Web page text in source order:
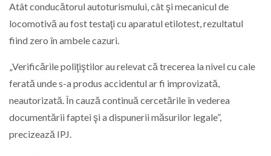
Atât conducătorul autoturismului, cât şi mecanicul de
locomotivă au fost testaţi cu aparatul etilotest, rezultatul
fiind zero în ambele cazuri.
„Verificările poliţiştilor au relevat că trecerea la nivel cu cale
ferată unde s-a produs accidentul ar fi improvizată,
neautorizată. În cauză continuă cercetările în vederea
documentării faptei şi a dispunerii măsurilor legale”,
precizează IPJ.